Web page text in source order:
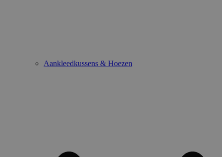
Aankleedkussens & Hoezen